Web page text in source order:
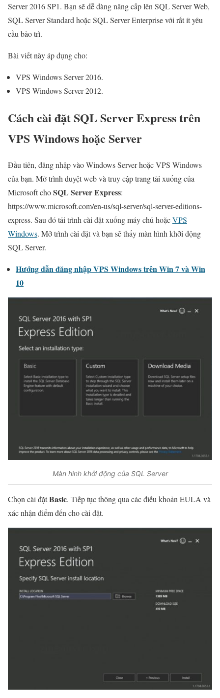
Server 2016 SP1. Bạn sẽ dễ dàng nâng cấp lên SQL Server Web,
SQL Server Standard hoặc SQL Server Enterprise với rất ít yêu
cầu bảo trì.
Bài viết này áp dụng cho:
VPS Windows Server 2016.
VPS Windows Server 2012.
Cách cài đặt SQL Server Express trên
VPS Windows hoặc Server
Đầu tiên, đăng nhập vào Windows Server hoặc VPS Windows
của bạn. Mở trình duyệt web và truy cập trang tải xuống của
Microsoft choSQL Server Express:
https://www.microsoft.com/en-us/sql-server/sql-server-editions-
express. Sau đó tải trình cài đặt xuống máy chủ hoặcVPS
Windows. Mở trình cài đặt và bạn sẽ thấy màn hình khởi động
SQL Server.
Hướng dẫn đăng nhập VPS Windows trên Win 7 và Win
10
Màn hình khởi động của SQL Server
Chọn cài đặtBasic. Tiếp tục thông qua các điều khoản EULA và
xác nhận điểm đến cho cài đặt.